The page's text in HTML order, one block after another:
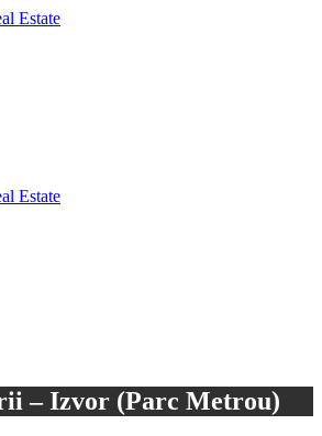
– Izvor (Parc Metrou)